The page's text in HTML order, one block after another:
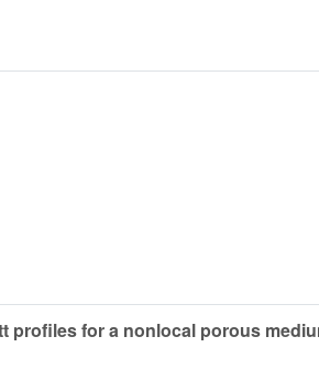
profiles for a nonlocal porous